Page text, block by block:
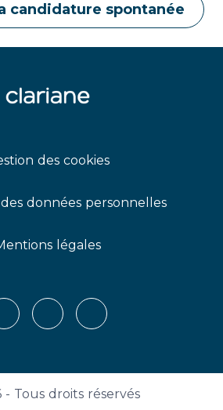
candidature spontanée
des cookies
données personnelles
légales
LinkedIn Youtube
Tous droits réservés